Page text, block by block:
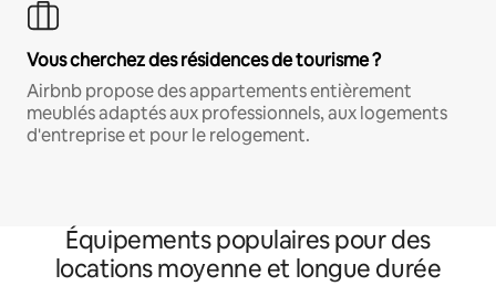
Vous cherchez des résidences de tourisme ?
Airbnb propose des appartements entièrement
meublés adaptés aux professionnels, aux logements
d'entreprise et pour le relogement.
Équipements populaires pour des
locations moyenne et longue durée